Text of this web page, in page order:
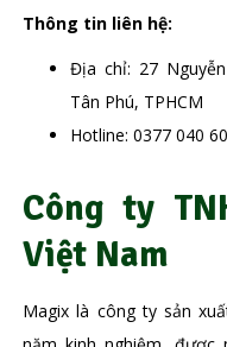
Thông tin liên hệ:
Địa chỉ: 27
Tân Phú, TPHCM
Hotline: 0377 040
Công ty
Việt Nam
Magix là công ty sản